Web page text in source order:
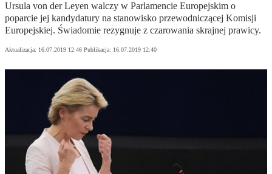
Ursula von der Leyen walczy w Parlamencie Europejskim o
poparcie jej kandydatury na stanowisko przewodniczącej Komisji
Europejskiej. Świadomie rezygnuje z czarowania skrajnej prawicy.
Aktualizacja: 16.07.2019 12:46 Publikacja: 16.07.2019 12:40